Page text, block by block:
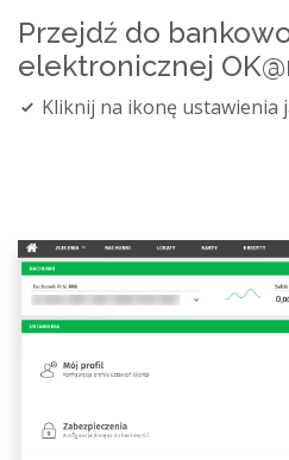
Przejdź do
elektronicznej
Kliknij na ikonę ustawienia